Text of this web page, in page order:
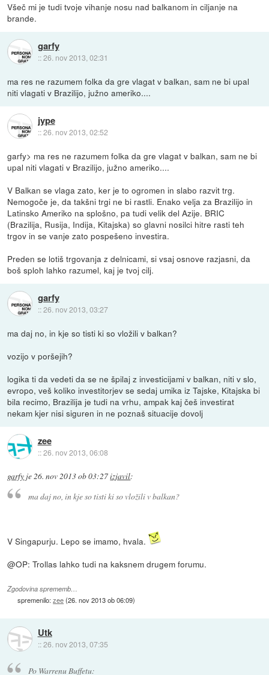
Všeč mi je tudi tvoje vihanje nosu nad balkanom in ciljanje na
brande.
garfy
::26. nov 2013, 02:31
ma res ne razumem folka da gre vlagat v balkan, sam ne bi upal
niti vlagati v Brazilijo, južno ameriko....
jype
::26. nov 2013, 02:52
garfy> ma res ne razumem folka da gre vlagat v balkan, sam ne bi
upal niti vlagati v Brazilijo, južno ameriko....
V Balkan se vlaga zato, ker je to ogromen in slabo razvit trg.
Nemogoče je, da takšni trgi ne bi rastli. Enako velja za Brazilijo in
Latinsko Ameriko na splošno, pa tudi velik del Azije. BRIC
(Brazilija, Rusija, Indija, Kitajska) so glavni nosilci hitre rasti teh
trgov in se vanje zato pospešeno investira.
Preden se lotiš trgovanja z delnicami, si vsaj osnove razjasni, da
boš sploh lahko razumel, kaj je tvoj cilj.
garfy
::26. nov 2013, 03:27
ma daj no, in kje so tisti ki so vložili v balkan?
vozijo v poršejih?
logika ti da vedeti da se ne špilaj z investicijami v balkan, niti v slo,
evropo, veš koliko investitorjev se sedaj umika iz Tajske, Kitajska bi
bila recimo, Brazilija je tudi na vrhu, ampak kaj češ investirat
nekam kjer nisi siguren in ne poznaš situacije dovolj
zee
::26. nov 2013, 06:08
garfy je26. nov 2013 ob 03:27izjavil:
ma daj no, in kje so tisti ki so vložili v balkan?
V Singapurju. Lepo se imamo, hvala.
@OP: Trollas lahko tudi na kaksnem drugem forumu.
Zgodovina sprememb…
spremenilo:zee(26. nov 2013 ob 06:09)
Utk
::26. nov 2013, 07:35
Po Warrenu Buffetu: